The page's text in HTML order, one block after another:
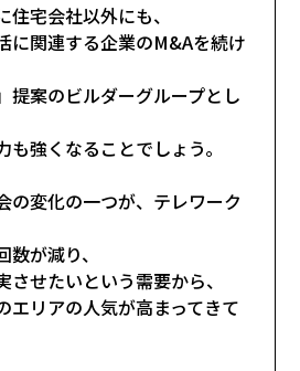
宅会社以外にも、
に関連する企業のM&Aを続け
提案のビルダーグループとし
強くなることでしょう。
の変化の一つが、テレワーク
が減り、
せたいという需要から、
エリアの人気が高まってきて